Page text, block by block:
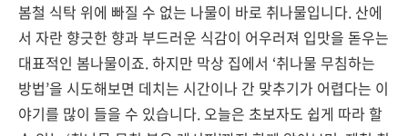
봄철 식탁 위에 빠질 수 없는 나물이 바로 취나물입니다. 산에
서 자란 향긋한 향과 부드러운 식감이 어우러져 입맛을 돋우는
대표적인 봄나물이죠. 하지만 막상 집에서 ‘취나물 무침하는
방법’을 시도해보면 데치는 시간이나 간 맞추기가 어렵다는 이
야기를 많이 들을 수 있습니다. 오늘은 초보자도 쉽게 따라 할